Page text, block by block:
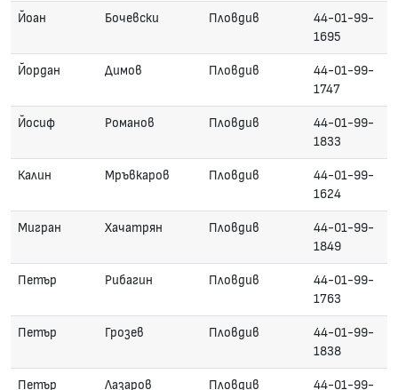
Йоан Бочевски Пловдив
44-01-99-
1695
Йордан Димов Пловдив
44-01-99-
1747
Йосиф Романов Пловдив
44-01-99-
1833
Калин Мръвкаров Пловдив
44-01-99-
1624
Мигран Хачатрян Пловдив
44-01-99-
1849
Петър Рибагин Пловдив
44-01-99-
1763
Петър Грозев Пловдив
44-01-99-
1838
Петър Лазаров Пловдив
44-01-99-